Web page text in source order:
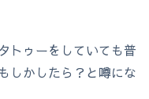
トゥーをしていても普
しかしたら？と噂にな